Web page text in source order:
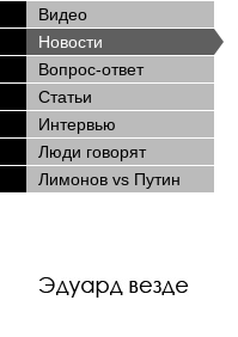
Видео
Новости
Вопрос-ответ
Статьи
Интервью
Люди говорят
Лимонов vs Путин